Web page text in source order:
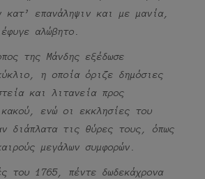
κατ’ επανάληψιν και με μανία,
αλώβητο.
της Μάνδης εξέδωσε
η οποία όριζε δημόσιες
και λιτανεία προς
ενώ οι εκκλησίες του
διάπλατα τις θύρες τους, όπως
μεγάλων συμφορών.
του 1765, πέντε δωδεκάχρονα